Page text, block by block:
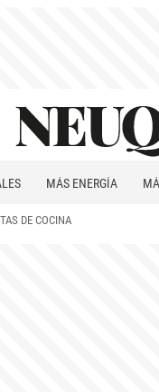
MÁS ENERGÍA
DE COCINA